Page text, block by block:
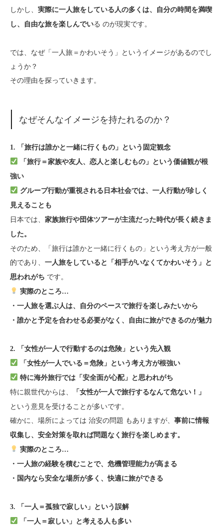
しかし、 実際に一人旅をしている人の多くは、自分の時間を満喫
し、自由な旅を楽しんでいる のが現実です。
では、なぜ「一人旅＝かわいそう」というイメージがあるのでし
ょうか？
その理由を探っていきます。
なぜそんなイメージを持たれるのか？
1. 「旅行は誰かと一緒に行くもの」という固定観念
「旅行＝家族や友人、恋人と楽しむもの」という価値観が根
強い
グループ行動が重視される日本社会では、一人行動が珍しく
見えることも
日本では、 家族旅行や団体ツアーが主流だった時代が長く続きま
した。
そのため、「旅行は誰かと一緒に行くもの」という考え方が一般
的であり、 一人旅をしていると「相手がいなくてかわいそう」と
思われがち です。
実際のところ…
・一人旅を選ぶ人は、自分のペースで旅行を楽しみたいから
・誰かと予定を合わせる必要がなく、自由に旅ができるのが魅力
2. 「女性が一人で行動するのは危険」という先入観
「女性が一人でいる＝危険」という考え方が根強い
特に海外旅行では「安全面が心配」と思われがち
特に親世代からは、 「女性が一人で旅行するなんて危ない！」
という意見を受けることが多いです。
確かに、場所によっては 治安の問題 もありますが、 事前に情報
収集し、安全対策を取れば問題なく旅行を楽しめます。
実際のところ…
・一人旅の経験を積むことで、危機管理能力が高まる
・国内なら安全な場所が多く、快適に旅ができる
3. 「一人＝孤独で寂しい」という誤解
「一人＝寂しい」と考える人も多い